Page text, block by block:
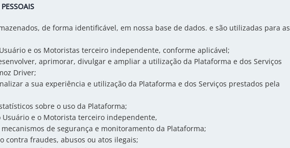
de forma identificável, em nossa base de dados. e são utilizadas para as
e os Motoristas terceiro independente, conforme aplicável;
aprimorar, divulgar e ampliar a utilização da Plataforma e dos Serviços
Driver;
a sua experiência e utilização da Plataforma e dos Serviços prestados pela
sobre o uso da Plataforma;
e o Motorista terceiro independente,
de segurança e monitoramento da Plataforma;
contra fraudes, abusos ou atos ilegais;